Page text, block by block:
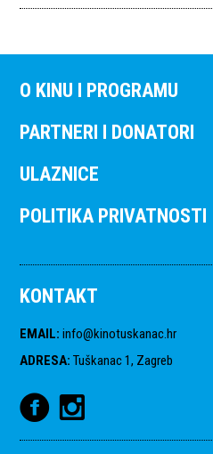
O KINU I PROGRAMU
PARTNERI I DONATORI
ULAZNICE
POLITIKA PRIVATNOSTI
KONTAKT
EMAIL: info@kinotuskanac.hr
ADRESA: Tuškanac 1, Zagreb